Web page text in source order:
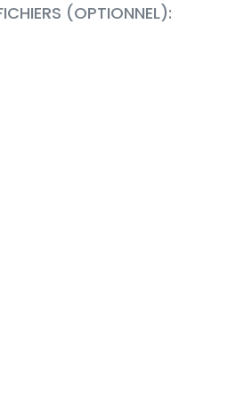
(OPTIONNEL):